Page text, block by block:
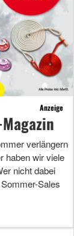
Anzeige
verlängern
haben wir viele
nicht dabei
Sales